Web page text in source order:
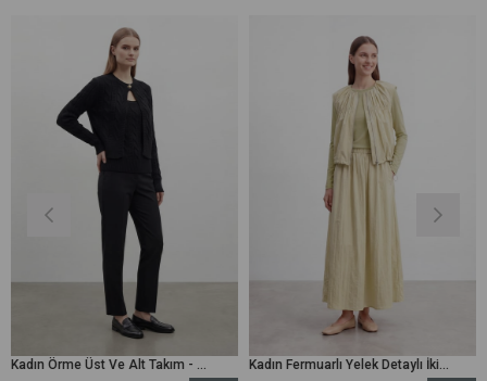
Kadın Örme Üst Ve Alt Takım - 31778TKS - Siyah Kadın Fermuarlı Yelek Detaylı İkili Elbise – 26S-32509TKS - Zeytin Yeşili